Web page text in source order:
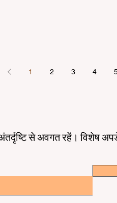
1 2 3 4
से अवगत रहें। विशेष